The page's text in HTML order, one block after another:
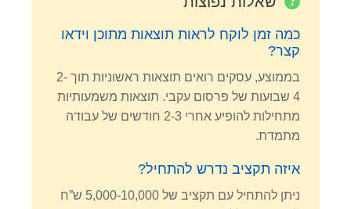
כמה זמן לוקח לראות תוצאות מתוכן וידאו
קצר?
בממוצע, עסקים רואים תוצאות ראשוניות תוך 2-
4 שבועות של פרסום עקבי. תוצאות משמעותיות
מתחילות להופיע אחרי 2-3 חודשים של עבודה
מתמדת.
איזה תקציב נדרש להתחיל?
ניתן להתחיל עם תקציב של 5,000-10,000 ש”ח